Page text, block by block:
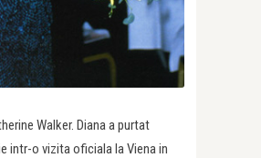
Walker. Diana a purtat
intr-o vizita oficiala la Viena in